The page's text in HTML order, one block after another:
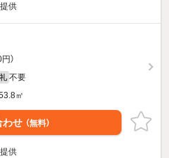
供
）
礼 不要
㎡
わせ （無料）
供